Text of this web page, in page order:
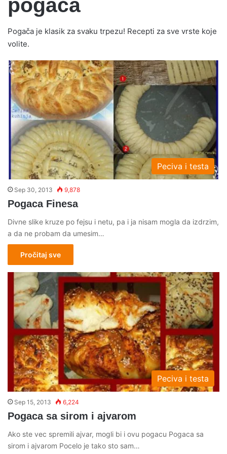
pogača
Pogača je klasik za svaku trpezu! Recepti za sve vrste koje
volite.
Peciva i testa
Sep 30, 2013 9,878
Pogaca Finesa
Divne slike kruze po fejsu i netu, pa i ja nisam mogla da izdrzim,
a da ne probam da umesim…
Pročitaj sve
Peciva i testa
Sep 15, 2013 6,224
Pogaca sa sirom i ajvarom
Ako ste vec spremili ajvar, mogli bi i ovu pogacu Pogaca sa
sirom i ajvarom Pocelo je tako sto sam…